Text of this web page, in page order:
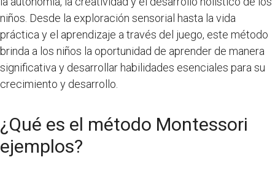
niños. Desde la exploración sensorial hasta la vida
práctica y el aprendizaje a través del juego, este método
brinda a los niños la oportunidad de aprender de manera
significativa y desarrollar habilidades esenciales para su
crecimiento y desarrollo.
¿Qué es el método Montessori
ejemplos?